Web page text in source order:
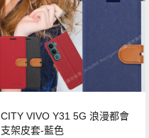
CITY VIVO Y31 5G 浪漫都會
支架皮套-藍色